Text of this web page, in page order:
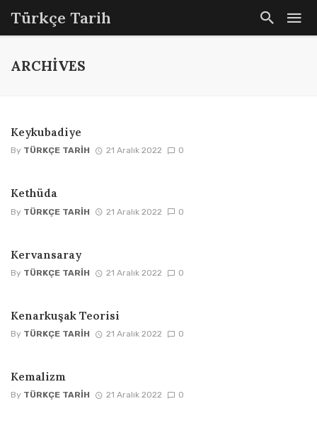
Türkçe Tarih
ARCHIVES
Keykubadiye
By TÜRKÇE TARIH 21 Aralık 2022 0
Kethüda
By TÜRKÇE TARIH 21 Aralık 2022 0
Kervansaray
By TÜRKÇE TARIH 21 Aralık 2022 0
Kenarkuşak Teorisi
By TÜRKÇE TARIH 21 Aralık 2022 0
Kemalizm
By TÜRKÇE TARIH 21 Aralık 2022 0